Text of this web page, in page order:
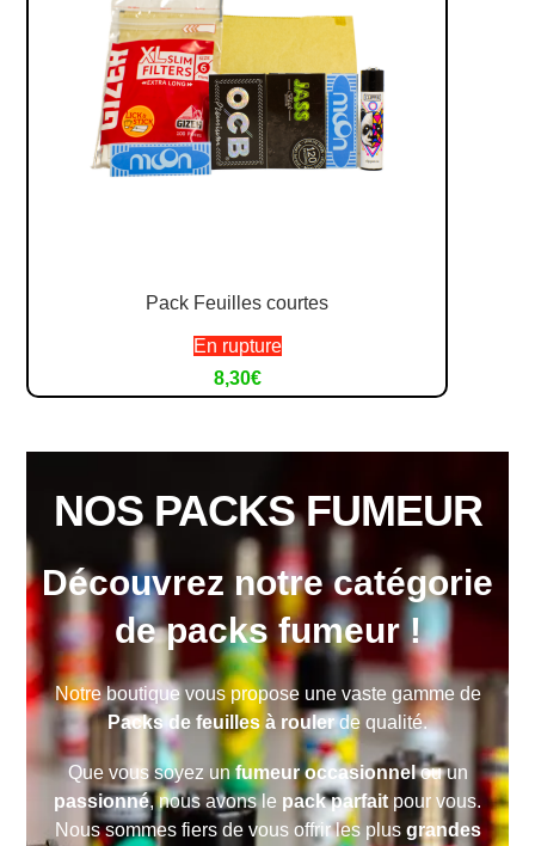
Pack Feuilles courtes
En rupture
8,30€
NOS PACKS FUMEUR
Découvrez notre catégorie
de packs fumeur !
Notre boutique vous propose une vaste gamme de
Packs de feuilles à roulerde qualité.
Que vous soyez unfumeur occasionnelou un
passionné, nous avons le pack parfait pour vous.
Nous sommes fiers de vous offrir les plus grandes